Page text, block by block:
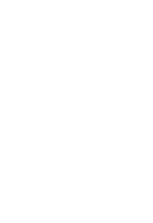
— купить в СПб по выгодной цене